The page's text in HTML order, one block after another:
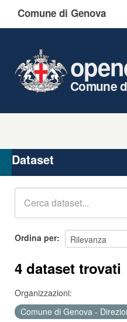
Comune di Genova
Comune
Organizzazioni
Gruppi
Dataset
Ordina per
4 dataset trovati
Organizzazioni:
Comune di Genova -